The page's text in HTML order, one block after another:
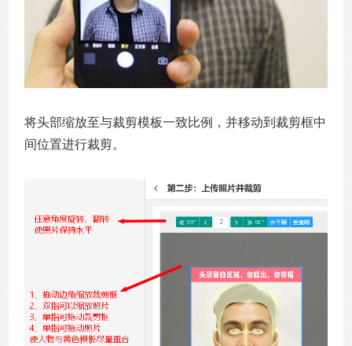
将头部缩放至与裁剪模板一致比例，并移动到裁剪框中
间位置进行裁剪。